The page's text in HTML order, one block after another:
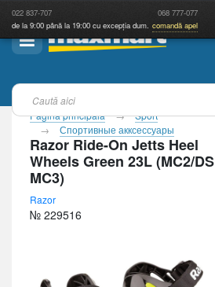
022 837-707 068 777-077
de la 9:00 până la 19:00 cu excepția dum. comandă apel
Pagina principală
Sport
Спортивные акксессуары
Razor Ride-On Jetts Heel
Wheels Green 23L (MC2/DS
MC3)
Razor
№ 229516